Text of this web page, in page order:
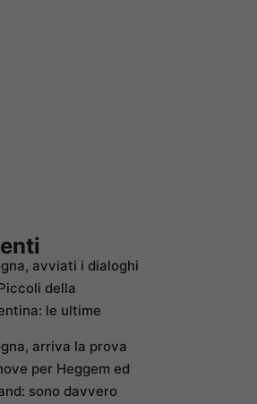
avviati i dialoghi
della
le ultime
arriva la prova
per Heggem ed
sono davvero